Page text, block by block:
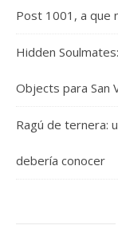
Post 1001, a que
Hidden
Objects para San
Ragú de ternera:
debería conocer